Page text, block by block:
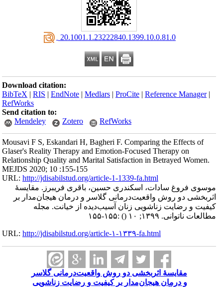
‎ 20.1001.1.23222840.1399.10.0.81.0
Download citation:
BibTeX |RIS |EndNote |Medlars |ProCite |Reference Manager
RefWorks
Send citation to:
Mendeley
Zotero RefWorks
Mousavi F S, Eskandari H, Bagheri F. Comparing the Effects of
Glaser's Reality Therapy and Emotion-Focused Therapy on
Relationship Quality and Marital Satisfaction in Betrayed Women.
MEJDS 2020; 10 :155-155
URL:http://jdisabilstud.org/article-1-1339-fa.html
موسوی فروغ سادات، اسکندری حسین، باقری فریبرز. مقایسهٔ
اثربخشی دو روش واقعیت‌درمانی گلاسر و درمان هیجان‌مدار بر
کیفیت و رضایت زناشویی زنان آسیب‌دیده از خیانت. مجله
مطالعات ناتوانی. ۱۳۹۹; ۱۰
() :۱۵۵-۱۵۵
URL:http://jdisabilstud.org/article-۱-۱۳۳۹-fa.html
مقایسهٔ اثربخشی دو روش واقعیت‌درمانی گلاسر
و درمان هیجان‌مدار بر کیفیت و رضایت زناشویی